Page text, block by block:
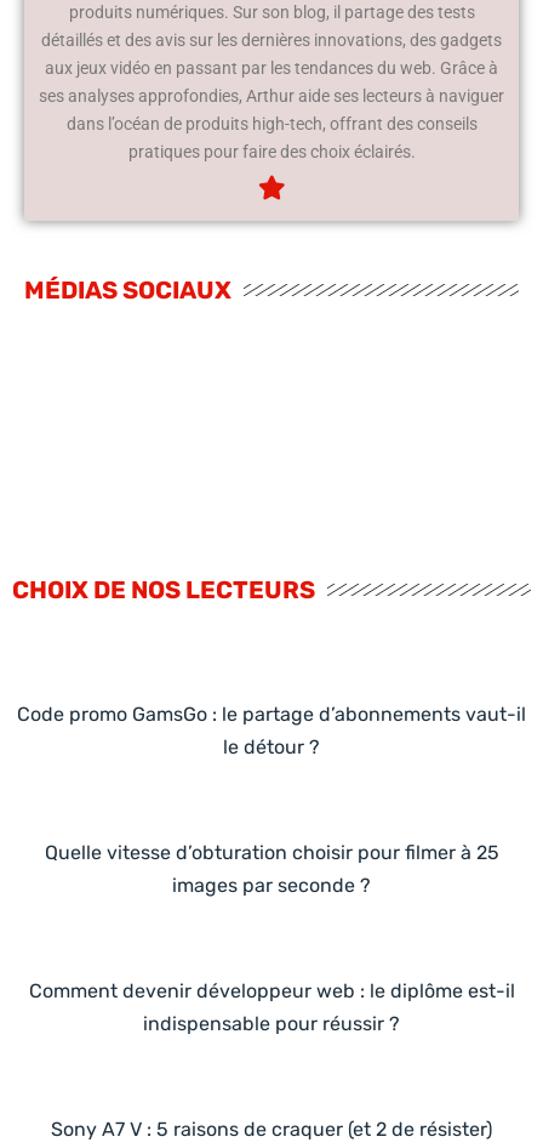
produits numériques. Sur son blog, il partage des tests
détaillés et des avis sur les dernières innovations, des gadgets
aux jeux vidéo en passant par les tendances du web. Grâce à
ses analyses approfondies, Arthur aide ses lecteurs à naviguer
dans l’océan de produits high-tech, offrant des conseils
pratiques pour faire des choix éclairés.
MÉDIAS SOCIAUX
CHOIX DE NOS LECTEURS
Code promo GamsGo : le partage d’abonnements vaut-il
le détour ?
Quelle vitesse d’obturation choisir pour filmer à 25
images par seconde ?
Comment devenir développeur web : le diplôme est-il
indispensable pour réussir ?
Sony A7 V : 5 raisons de craquer (et 2 de résister)